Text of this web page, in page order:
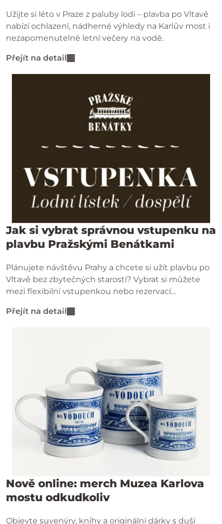
Užijte si léto v Praze z paluby lodi – plavba po Vltavě
nabízí ochlazení, nádherné výhledy na Karlův most i
nezapomenutelné letní večery na vodě.
Přejít na detail
Jak si vybrat správnou vstupenku na
plavbu Pražskými Benátkami
Plánujete návštěvu Prahy a chcete si užít plavbu po
Vltavě bez zbytečných starostí? Vybrat si můžete
mezi flexibilní vstupenkou nebo rezervací
Přejít na detail
Nově online: merch Muzea Karlova
mostu odkudkoliv
Objevte suvenýry, knihy a originální dárky s duší